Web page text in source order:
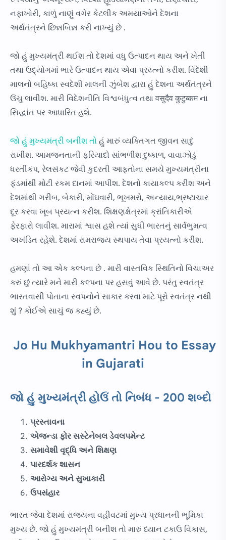
નફાખોરી, કાળું નાણું વગેર કેટલીક અમયાઓને દેશના
અર્થતંત્રને છિન્નબિન્ન કરી નાખ્યું છે .
જો હું મુખ્યમંત્રી થઈશ તો દેશમાં વધુ ઉત્પાદન થાય અને ખેતી
તથા ઉદ્યોગમાં ભારે ઉત્પાદન થાય એવા પ્રય્ત્નો કરીશ. વિદેશી
માલનો બહિષ્કા સ્વદેશી માલની ઝુંબેશ દ્વારા હું દેશના અર્થતંત્રને
ઉંચુ લાવીશ. મારી વિદેશનીતિ વિશ્વબંધુત્વ તથા वसुदैव कुटुब्कम ના
સિદ્ધાંત પર આધારિત હશે.
જો હું મુખ્યમંત્રી બનીશ તો હું મારું વ્યક્તિગત જીવન સાદું
રાખીશ. આમજનતાની ફરિયાદો સાંભળીશ દુષ્કાળ, વાવાઝોડું
ધરતીકંપ, રેલસંકટ જેવી કુદરતી આફતોના સમયે મુખ્યમંત્રીના
ફંડમાંથી મોટી રકમ દાનમાં આપીશ. દેશનો કાયાકલ્પ કરીશ અને
દેશમાંથી ગરીબ, બેકારી, મોંઘવારી, ભૂખમરો, અન્યાય,ભ્રષ્ટાચાર
દૂર કરવા ખૂબ પ્રયત્ન કરીશ. શિક્ષણક્ષેત્રમાં ક્રાંતિકારીએ
ફેરફારો લાવીશ. મારામાં શ્વાસ હશે ત્યાં સુધી ભારતનું સાર્વભુમત્વ
અખંડિત રહેશે. દેશમાં રામરાજ્ય સ્થપાય તેવા પ્રયત્નો કરીશ.
હમણાં તો આ એક કલ્પના છે . મારી વાસ્તવિક સ્થિતિનો વિચાઅર
કરું છું ત્યારે મને મારી કલ્પના પર હસવું આવે છે. પરંતુ સ્વતંત્ર
ભારતવાસી પોતાના સ્વપનોને સાકાર કરવા માટે પૂરો સ્વતંત્ર નથી
શું ? કોઈએ સાચું જ કહ્યું છે.
Jo Hu Mukhyamantri Hou to Essay
in Gujarati
જો હું મુખ્યમંત્રી હોઉં તો નિબંધ - 200 શબ્દો
પ્રસ્તાવના
એજન્ડા ફોર સસ્ટેનેબલ ડેવલપમેન્ટ
સમાવેશી વૃદ્ધિ અને શિક્ષણ
પારદર્શક શાસન
આરોગ્ય અને સુખાકારી
ઉપસંહાર
ભારત જેવા દેશમાં રાજ્યના વહીવટમાં મુખ્ય પ્રધાનની ભૂમિકા
મુખ્ય છે. જો હું મુખ્યમંત્રી બનીશ તો મારું ધ્યાન ટકાઉ વિકાસ,